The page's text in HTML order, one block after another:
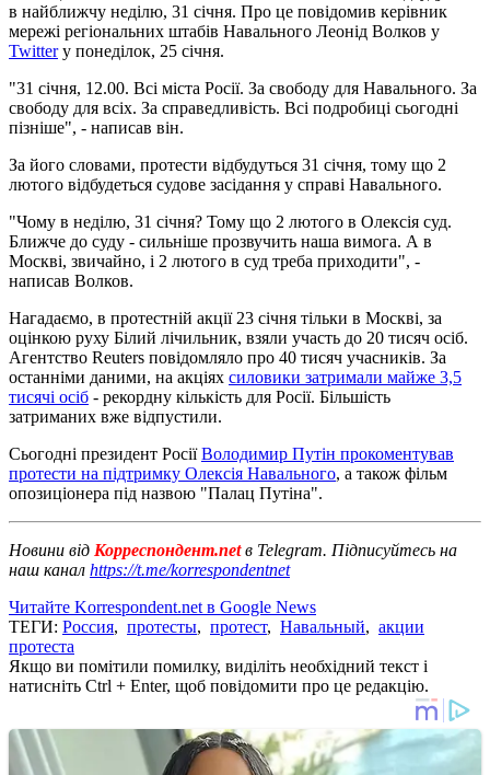
в найближчу неділю, 31 січня. Про це повідомив керівник
мережі регіональних штабів Навального Леонід Волков у
Twitterу понеділок, 25 січня.
"31 січня, 12.00. Всі міста Росії. За свободу для Навального. За
свободу для всіх. За справедливість. Всі подробиці сьогодні
пізніше", - написав він.
За його словами, протести відбудуться 31 січня, тому що 2
лютого відбудеться судове засідання у справі Навального.
"Чому в неділю, 31 січня? Тому що 2 лютого в Олексія суд.
Ближче до суду - сильніше прозвучить наша вимога. А в
Москві, звичайно, і 2 лютого в суд треба приходити", -
написав Волков.
Нагадаємо, в протестній акції 23 січня тільки в Москві, за
оцінкою руху Білий лічильник, взяли участь до 20 тисяч осіб.
Агентство Reuters повідомляло про 40 тисяч учасників. За
останніми даними, на акціях силовики затримали майже 3,5
тисячі осіб - рекордну кількість для Росії. Більшість
затриманих вже відпустили.
Сьогодні президент РосіїВолодимир Путін прокоментував
протести на підтримку Олексія Навального, а також фільм
опозиціонера під назвою "Палац Путіна".
Новини від Корреспондент.netв Telegram. Підписуйтесь на
наш канал https://t.me/korrespondentnet
Читайте Korrespondent.net в Google News
ТЕГИ: Россия, протесты, протест, Навальный, акции
протеста
Якщо ви помітили помилку, виділіть необхідний текст і
натисніть Ctrl + Enter, щоб повідомити про це редакцію.